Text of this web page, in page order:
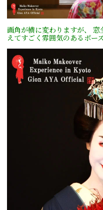
画角が横に変わりますが、
窓
えてすごく雰囲気のあるポー